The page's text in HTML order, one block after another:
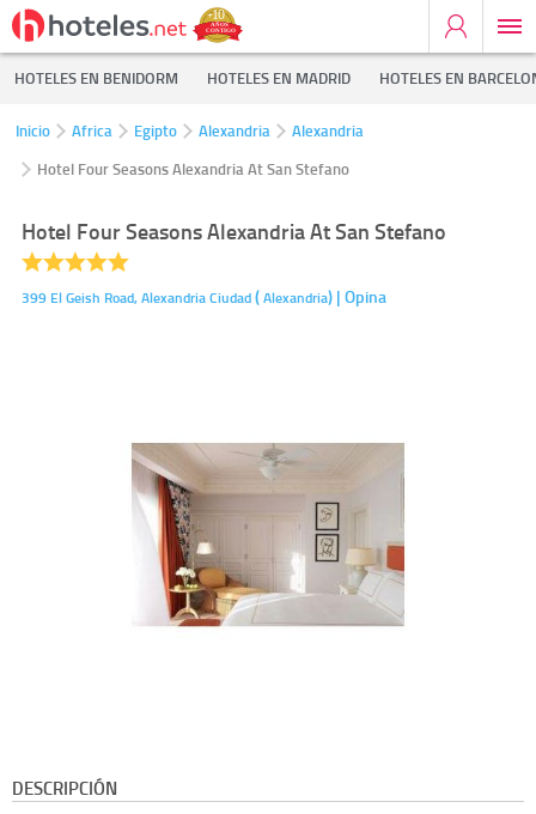
HOTELES EN BENIDORM HOTELES EN MADRID HOTELES EN
Inicio Africa Egipto Alexandria
Alexandria
Hotel Four Seasons Alexandria At San Stefano
Hotel Four Seasons Alexandria At San Stefano
399 El Geish Road,Alexandria Ciudad(Alexandria) | Opina
DESCRIPCIÓN